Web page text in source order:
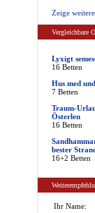
Zeige
Vergleichbare
Lyxigt
16 Betten
Hus med
7 Betten
Traum-
Österlen
16 Betten
bester
16+2 Betten
Ihr Name: